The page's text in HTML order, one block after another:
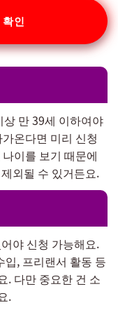
인
만 39세 이하여야
온다면 미리 신청
이를 보기 때문에
외될 수 있거든요.
야 신청 가능해요.
입, 프리랜서 활동 등
. 다만 중요한 건 소
.